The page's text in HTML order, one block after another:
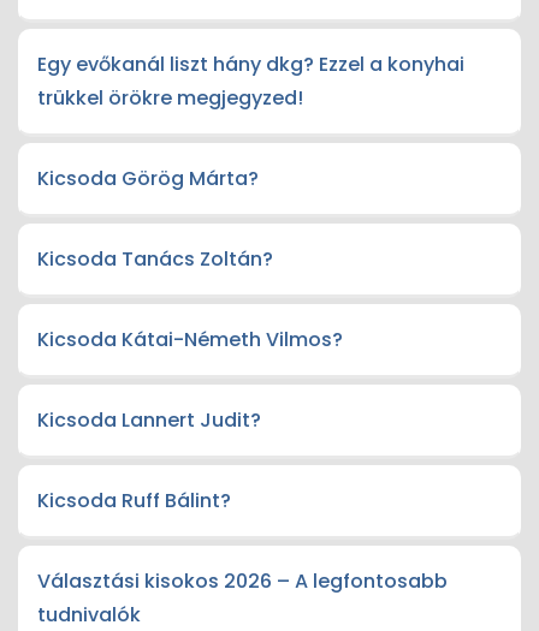
Egy evőkanál liszt hány dkg? Ezzel a konyhai
trükkel örökre megjegyzed!
Kicsoda Görög Márta?
Kicsoda Tanács Zoltán?
Kicsoda Kátai-Németh Vilmos?
Kicsoda Lannert Judit?
Kicsoda Ruff Bálint?
Választási kisokos 2026 – A legfontosabb
tudnivalók